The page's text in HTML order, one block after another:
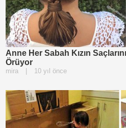
Anne Her Sabah Kızın
Örüyor
mira 10 yıl önce